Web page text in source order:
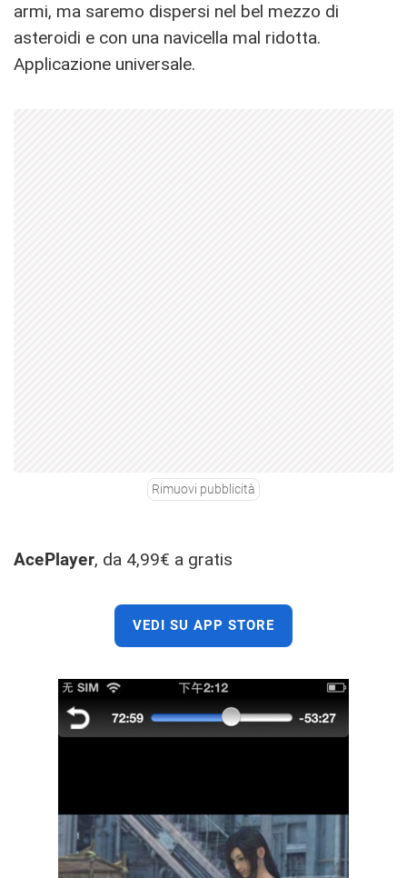
armi, ma saremo dispersi nel bel mezzo di
asteroidi e con una navicella mal ridotta.
Applicazione universale.
Rimuovi pubblicità
AcePlayer, da 4,99€ a gratis
VEDI SU APP STORE